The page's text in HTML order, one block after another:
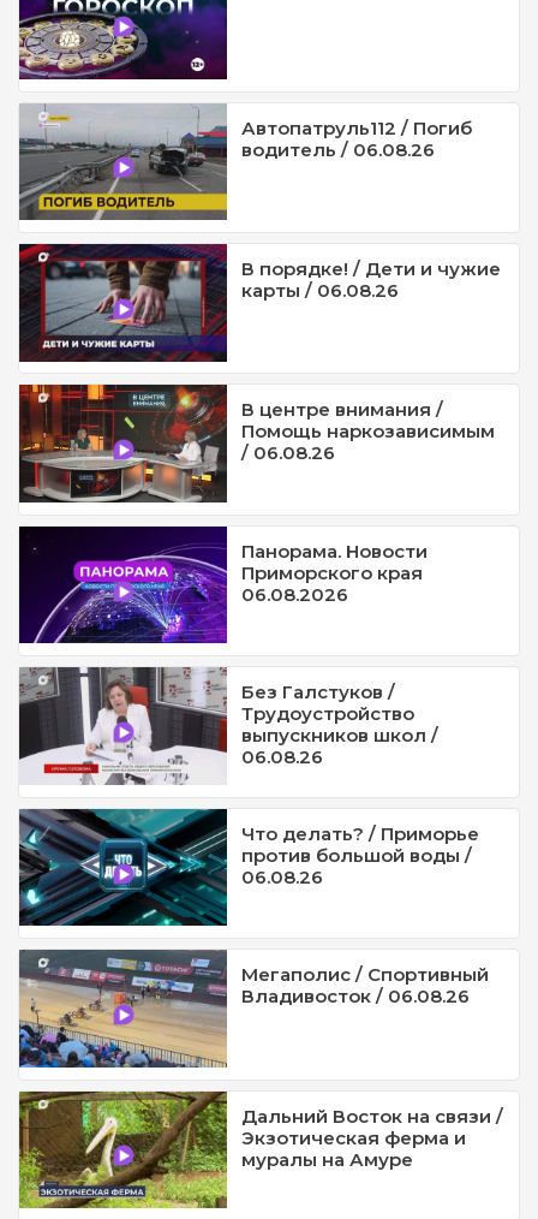
Автопатруль112 / Погиб
водитель / 06.08.26
В порядке! / Дети и чужие
карты / 06.08.26
В центре внимания /
Помощь наркозависимым
/ 06.08.26
Панорама. Новости
Приморского края
06.08.2026
Без Галстуков /
Трудоустройство
выпускников школ /
06.08.26
Что делать? / Приморье
против большой воды /
06.08.26
Мегаполис / Спортивный
Владивосток / 06.08.26
Дальний Восток на связи /
Экзотическая ферма и
муралы на Амуре